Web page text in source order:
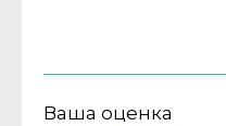
Ваша оценка